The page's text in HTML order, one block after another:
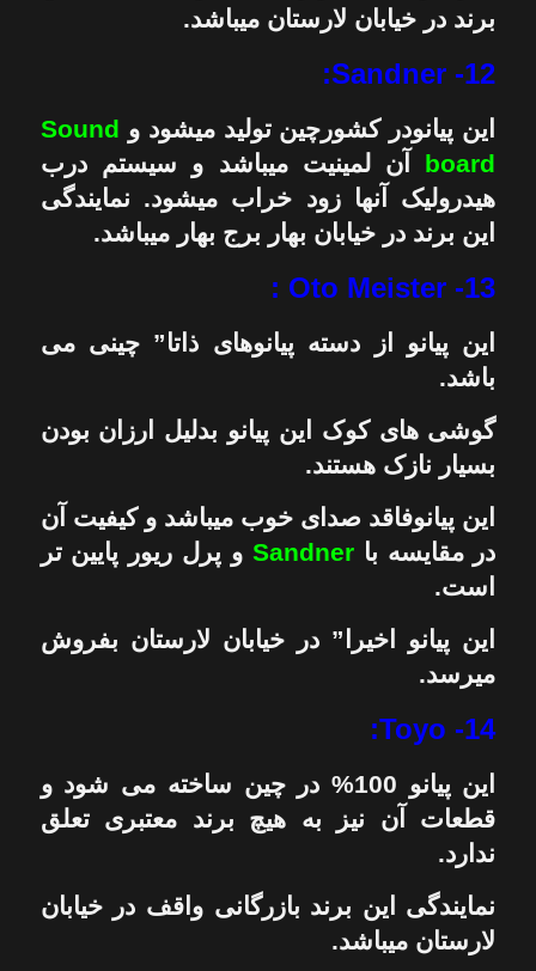
برند در خیابان لارستان میباشد.
12- Sandner:
این پیانودر کشورچین تولید میشود و Sound
board آن لمینیت میباشد و سیستم درب
هیدرولیک آنها زود خراب میشود. نمایندگی
این برند در خیابان بهار برج بهار میباشد.
13- Oto Meister :
این پیانو از دسته پیانوهای ذاتا” چینی می
باشد.
گوشی های کوک این پیانو بدلیل ارزان بودن
بسیار نازک هستند.
این پیانوفاقد صدای خوب میباشد و کیفیت آن
در مقایسه باSandner و پرل ریور پایین تر
است.
این پیانو اخیرا” در خیابان لارستان بفروش
میرسد.
14- Toyo:
این پیانو 100% در چین ساخته می شود و
قطعات آن نیز به هیچ برند معتبری تعلق
ندارد.
نمایندگی این برند بازرگانی واقف در خیابان
لارستان میباشد.